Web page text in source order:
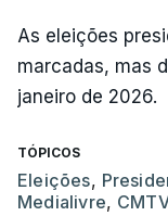
As eleições
marcadas, mas
janeiro de 2026.
TÓPICOS
Eleições,
Medialivre,